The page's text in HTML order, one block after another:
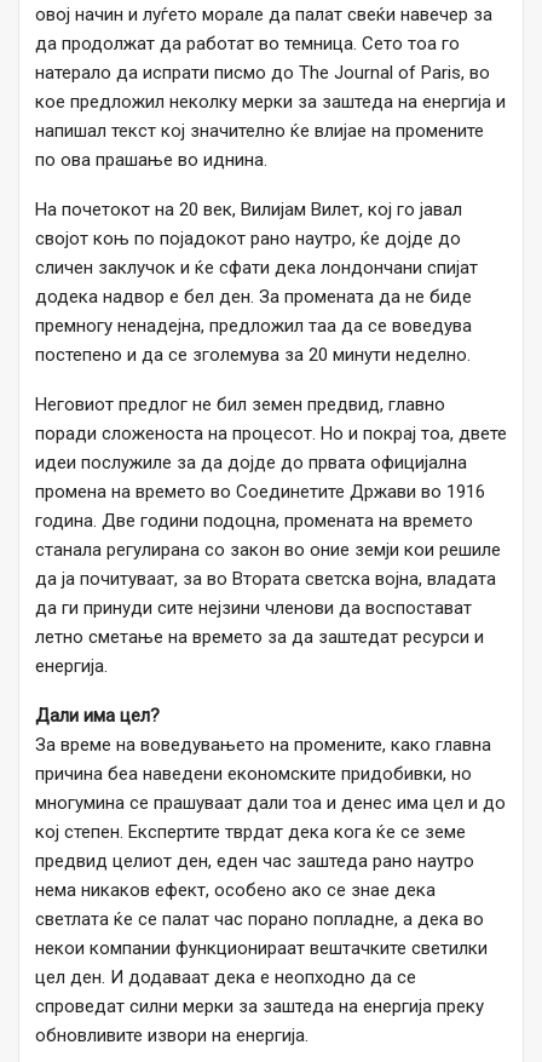
овој начин и луѓето морале да палат свеќи навечер за
да продолжат да работат во темница. Сето тоа го
натерало да испрати писмо до The Journal of Paris, во
кое предложил неколку мерки за заштеда на енергија и
напишал текст кој значително ќе влијае на промените
по ова прашање во иднина.
На почетокот на 20 век, Вилијам Вилет, кој го јавал
својот коњ по појадокот рано наутро, ќе дојде до
сличен заклучок и ќе сфати дека лондончани спијат
додека надвор е бел ден. За промената да не биде
премногу ненадејна, предложил таа да се воведува
постепено и да се зголемува за 20 минути неделно.
Неговиот предлог не бил земен предвид, главно
поради сложеноста на процесот. Но и покрај тоа, двете
идеи послужиле за да дојде до првата официјална
промена на времето во Соединетите Држави во 1916
година. Две години подоцна, промената на времето
станала регулирана со закон во оние земји кои решиле
да ја почитуваат, за во Втората светска војна, владата
да ги принуди сите нејзини членови да воспостават
летно сметање на времето за да заштедат ресурси и
енергија.
Дали има цел?
За време на воведувањето на промените, како главна
причина беа наведени економските придобивки, но
многумина се прашуваат дали тоа и денес има цел и до
кој степен. Експертите тврдат дека кога ќе се земе
предвид целиот ден, еден час заштеда рано наутро
нема никаков ефект, особено ако се знае дека
светлата ќе се палат час порано попладне, а дека во
некои компании функционираат вештачките светилки
цел ден. И додаваат дека е неопходно да се
спроведат силни мерки за заштеда на енергија преку
обновливите извори на енергија.